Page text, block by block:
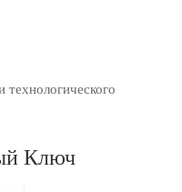
технологического
Ключ